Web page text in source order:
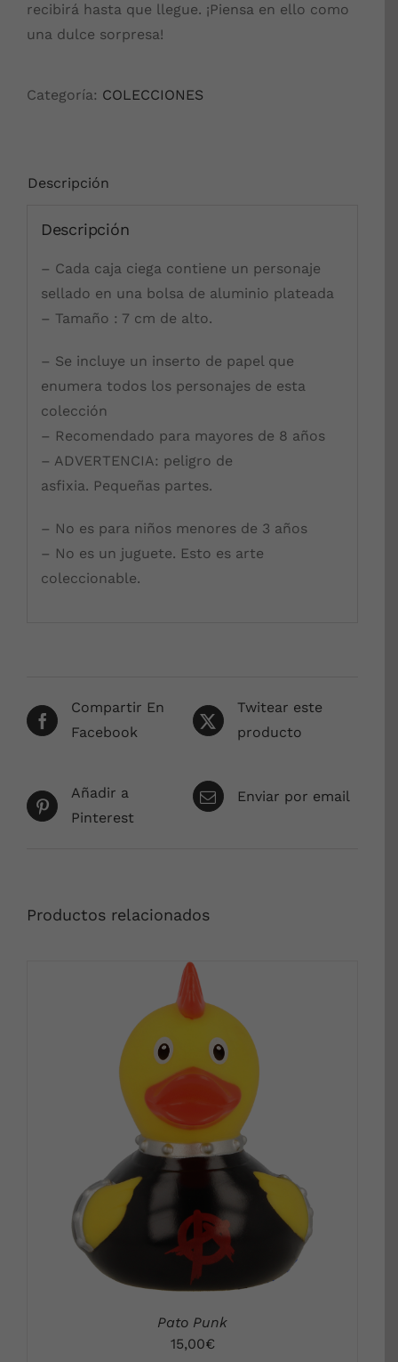
recibirá hasta que llegue. ¡Piensa en ello como
una dulce sorpresa!
Categoría: COLECCIONES
Descripción
Descripción
– Cada caja ciega contiene un personaje
sellado en una bolsa de aluminio plateada
– Tamaño : 7 cm de alto.
– Se incluye un inserto de papel que
enumera todos los personajes de esta
colección
– Recomendado para mayores de 8 años
– ADVERTENCIA: peligro de
asfixia. Pequeñas partes.
– No es para niños menores de 3 años
– No es un juguete. Esto es arte
coleccionable.
Compartir En
Facebook
Twitear este
producto
Añadir a
Pinterest
Enviar por email
Productos relacionados
DETALLES
Pato Punk
15,00€